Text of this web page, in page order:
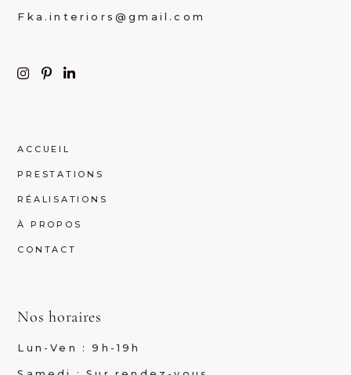
Fka.interiors@gmail.com
ACCUEIL
PRESTATIONS
RÉALISATIONS
À PROPOS
CONTACT
Nos horaires
Lun-Ven : 9h-19h